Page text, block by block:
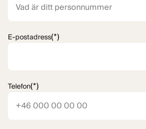
E-postadress(*)
Telefon(*)